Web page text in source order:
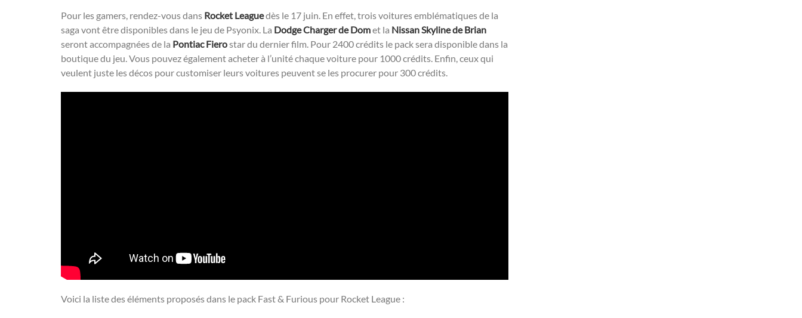
Pour les gamers, rendez-vous dans Rocket Leaguedès le 17 juin. En effet, trois voitures emblématiques de la
saga vont être disponibles dans le jeu de Psyonix. La Dodge Charger de Domet la Nissan Skyline de Brian
seront accompagnées de la Pontiac Fierostar du dernier film. Pour 2400 crédits le pack sera disponible dans la
boutique du jeu. Vous pouvez également acheter à l’unité chaque voiture pour 1000 crédits. Enfin, ceux qui
veulent juste les décos pour customiser leurs voitures peuvent se les procurer pour 300 crédits.
Voici la liste des éléments proposés dans le pack Fast & Furious pour Rocket League :